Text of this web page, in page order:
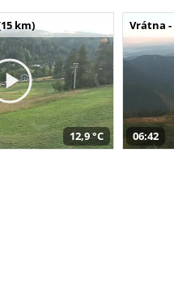
km)
12,9 °C
Vrátna -
06:42